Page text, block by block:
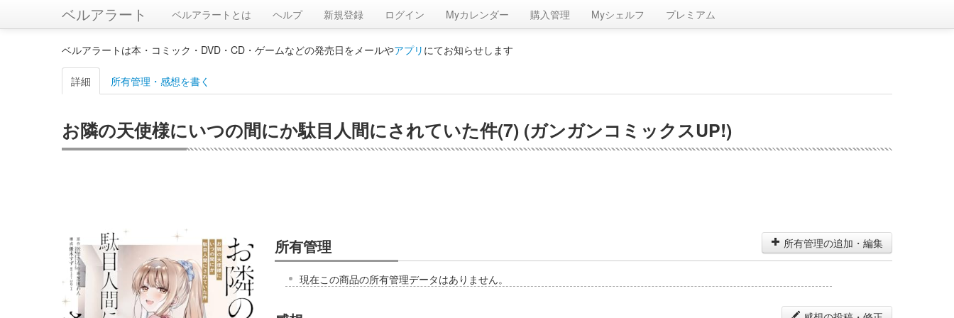
ベルアラート ベルアラートとは ヘルプ 新規登録 ログイン Myカレンダー 購入管理 Myシェルフ プレミアム
ベルアラートは本・コミック・DVD・CD・ゲームなどの発売日をメールやアプリ にてお知らせします
詳細 所有管理・感想を書く
お隣の天使様にいつの間にか駄目人間にされていた件(7) (ガンガンコミックスUP!)
所有管理 所有管理の追加・編集
現在この商品の所有管理データはありません。